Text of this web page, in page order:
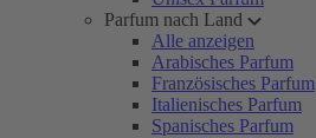
Parfum nach Land
Alle anzeigen
Arabisches Parfum
Französisches Parfum
Italienisches Parfum
Spanisches Parfum